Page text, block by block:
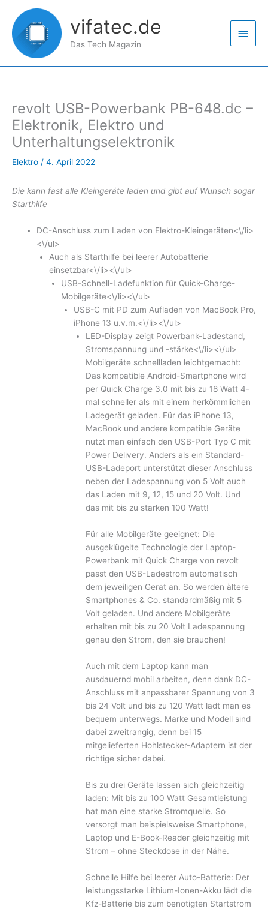
Inhalt
springen
vifatec.de
Das Tech Magazin
revolt USB-Powerbank PB-648.dc –
Elektronik, Elektro und
Unterhaltungselektronik
Elektro / 4. April 2022
Die kann fast alle Kleingeräte laden und gibt auf Wunsch sogar
Starthilfe
DC-Anschluss zum Laden von Elektro-Kleingeräten<\/li>
<\/ul>
Auch als Starthilfe bei leerer Autobatterie
einsetzbar<\/li><\/ul>
USB-Schnell-Ladefunktion für Quick-Charge-
Mobilgeräte<\/li><\/ul>
USB-C mit PD zum Aufladen von MacBook Pro,
iPhone 13 u.v.m.<\/li><\/ul>
LED-Display zeigt Powerbank-Ladestand,
Stromspannung und -stärke<\/li><\/ul>
Mobilgeräte schnellladen leichtgemacht:
Das kompatible Android-Smartphone wird
per Quick Charge 3.0 mit bis zu 18 Watt 4-
mal schneller als mit einem herkömmlichen
Ladegerät geladen. Für das iPhone 13,
MacBook und andere kompatible Geräte
nutzt man einfach den USB-Port Typ C mit
Power Delivery. Anders als ein Standard-
USB-Ladeport unterstützt dieser Anschluss
neben der Ladespannung von 5 Volt auch
das Laden mit 9, 12, 15 und 20 Volt. Und
das mit bis zu starken 100 Watt!
Für alle Mobilgeräte geeignet: Die
ausgeklügelte Technologie der Laptop-
Powerbank mit Quick Charge von revolt
passt den USB-Ladestrom automatisch
dem jeweiligen Gerät an. So werden ältere
Smartphones & Co. standardmäßig mit 5
Volt geladen. Und andere Mobilgeräte
erhalten mit bis zu 20 Volt Ladespannung
genau den Strom, den sie brauchen!
Auch mit dem Laptop kann man
ausdauernd mobil arbeiten, denn dank DC-
Anschluss mit anpassbarer Spannung von 3
bis 24 Volt und bis zu 120 Watt lädt man es
bequem unterwegs. Marke und Modell sind
dabei zweitrangig, denn bei 15
mitgelieferten Hohlstecker-Adaptern ist der
richtige sicher dabei.
Bis zu drei Geräte lassen sich gleichzeitig
laden: Mit bis zu 100 Watt Gesamtleistung
hat man eine starke Stromquelle. So
versorgt man beispielsweise Smartphone,
Laptop und E-Book-Reader gleichzeitig mit
Strom – ohne Steckdose in der Nähe.
Schnelle Hilfe bei leerer Auto-Batterie: Der
leistungsstarke Lithium-Ionen-Akku lädt die
Kfz-Batterie bis zum benötigten Startstrom